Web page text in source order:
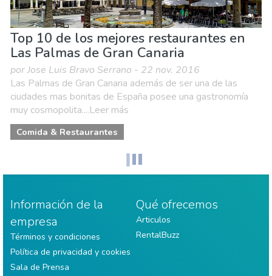
Top 10 de los mejores restaurantes en
Las Palmas de Gran Canaria
por Jose Luis Bravo Serrano - 22 nov. 2016
Las Palmas de Gran Canaria además de ser una de las
ciudades mas bonitas de España posee una gastronomía
muy cosmopolita....Leer más
Comida & Restaurantes
Información de la
empresa
Términos y condiciones
Política de privacidad y cookies
Sala de Prensa
Qué ofrecemos
Articulos
RentalBuzz